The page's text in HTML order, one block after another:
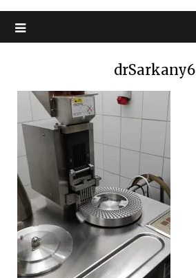
drSarkany6